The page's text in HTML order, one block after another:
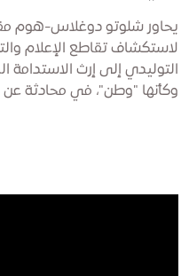
يحاور شلوتو دوغلاس-هوم
لاستكشاف تقاطع الإعلام
وكأنها "وطن"، في محادثة